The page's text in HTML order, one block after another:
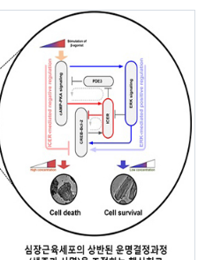
키나아제 효소(IPMK)에 의한
능을 다각적으로 규명한 바 있다.
특이적으로 IPMK
쇼크를 유발시켰을 때
높은 생존율을 보이는 것을
심인 염증반응이 강력히
효소가 면역신호조절물질인
단백질의 분해를 조절하는
, IPMK효소와 TRAF6단백질간
드를 활용함으로써 내독소에
다각적으로 검증했다. 이번
패혈증 발병의 원리를 규명함과
질환 (ex. 신경계 염증질환 및
로운 치료기술개발에 필요한